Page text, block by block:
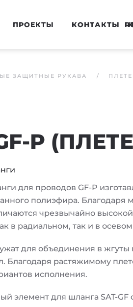
ПРОЕКТЫ КОНТАКТЫ
ЗАЩИТНЫЕ РУКАВА
P
для проводов GF-P
полиэфира. Благодаря
чрезвычайно
в радиальном, так и в
для объединения в
Благодаря растяжимому
исполнения.
элемент для шланга SAT-